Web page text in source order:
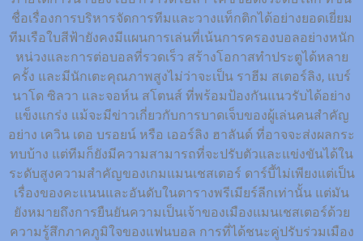
ชื่อเรื่องการบริหารจัดการทีมและวางแท็กติกได้อย่างยอดเยี่ยม
ทีมเรือใบสีฟ้ายังคงมีแผนการเล่นที่เน้นการครองบอลอย่างหนัก
หน่วงและการต่อบอลที่รวดเร็ว สร้างโอกาสทำประตูได้หลาย
ครั้ง และมีนักเตะคุณภาพสูงไม่ว่าจะเป็น ราฮีม สเตอร์ลิง, แบร์
นาโด ซิลวา และจอห์น สโตนส์ ที่พร้อมป้องกันแนวรับได้อย่าง
แข็งแกร่ง แม้จะมีข่าวเกี่ยวกับการบาดเจ็บของผู้เล่นคนสำคัญ
อย่าง เควิน เดอ บรอยน์ หรือ เออร์ลิง ฮาลันด์ ที่อาจจะส่งผลกระ
ทบบ้าง แต่ทีมก็ยังมีความสามารถที่จะปรับตัวและแข่งขันได้ใน
ระดับสูงความสำคัญของเกมแมนเชสเตอร์ ดาร์บี้ไม่เพียงแต่เป็น
เรื่องของคะแนนและอันดับในตารางพรีเมียร์ลีกเท่านั้น แต่มัน
ยังหมายถึงการยืนยันความเป็นเจ้าของเมืองแมนเชสเตอร์ด้วย
ความรู้สึกภาคภูมิใจของแฟนบอล การที่ได้ชนะคู่ปรับร่วมเมือง